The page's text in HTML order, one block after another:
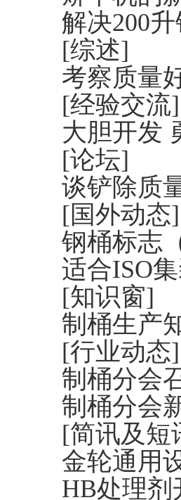
解决200
[综述]
考察质量
[经验交流]
大胆开发
[论坛]
谈铲除质
[国外动态]
钢桶标志
适合ISO
[知识窗]
制桶生产
[行业动态]
制桶分会
制桶分会
[简讯及短
金轮通用
HB处理剂